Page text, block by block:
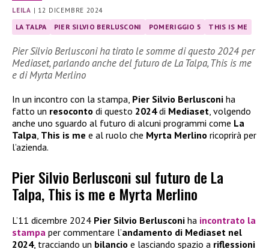
LEILA | 12 DICEMBRE 2024
LA TALPA PIER SILVIO BERLUSCONI POMERIGGIO 5 THIS IS ME
Pier Silvio Berlusconi ha tirato le somme di questo 2024 per
Mediaset, parlando anche del futuro de La Talpa, This is me
e di Myrta Merlino
In un incontro con la stampa, Pier Silvio Berlusconi ha
fatto un resoconto di questo 2024di Mediaset, volgendo
anche uno sguardo al futuro di alcuni programmi come La
Talpa, This is me e al ruolo che Myrta Merlino ricoprirà per
l’azienda.
Pier Silvio Berlusconi sul futuro de La
Talpa, This is me e Myrta Merlino
L’11 dicembre 2024 Pier Silvio Berlusconi ha incontrato la
stampa per commentare l’andamento di Mediaset nel
2024, tracciando un bilancio e lasciando spazio a riflessioni